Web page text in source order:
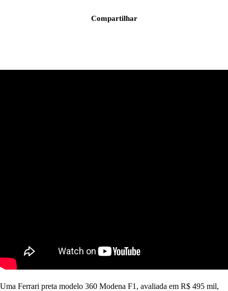
Compartilhar
Uma Ferrari preta modelo 360 Modena F1, avaliada em R$ 495 mil,